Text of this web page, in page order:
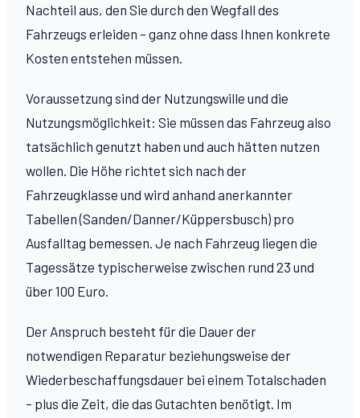
Nachteil aus, den Sie durch den Wegfall des
Fahrzeugs erleiden – ganz ohne dass Ihnen konkrete
Kosten entstehen müssen.
Voraussetzung sind der Nutzungswille und die
Nutzungsmöglichkeit: Sie müssen das Fahrzeug also
tatsächlich genutzt haben und auch hätten nutzen
wollen. Die Höhe richtet sich nach der
Fahrzeugklasse und wird anhand anerkannter
Tabellen (Sanden/Danner/Küppersbusch) pro
Ausfalltag bemessen. Je nach Fahrzeug liegen die
Tagessätze typischerweise zwischen rund 23 und
über 100 Euro.
Der Anspruch besteht für die Dauer der
notwendigen Reparatur beziehungsweise der
Wiederbeschaffungsdauer bei einem Totalschaden
– plus die Zeit, die das Gutachten benötigt. Im